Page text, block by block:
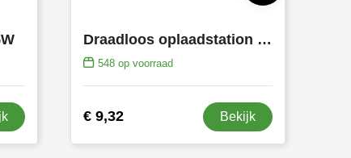
Draadloos oplaadstation bamboe 5W
548 op voorraad
€ 9,32 Bekijk